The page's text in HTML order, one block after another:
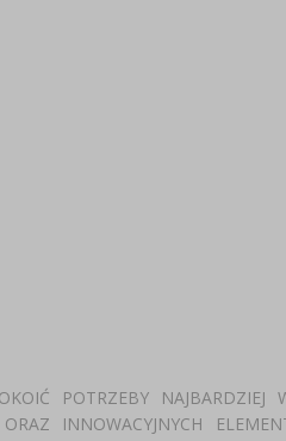
POTRZEBY NAJBARDZIEJ
INNOWACYJNYCH